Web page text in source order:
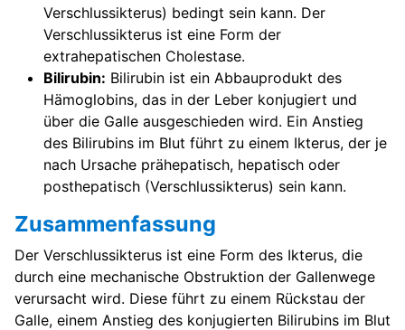
Verschlussikterus) bedingt sein kann. Der
Verschlussikterus ist eine Form der
extrahepatischen Cholestase.
Bilirubin: Bilirubin ist ein Abbauprodukt des
Hämoglobins, das in der Leber konjugiert und
über die Galle ausgeschieden wird. Ein Anstieg
des Bilirubins im Blut führt zu einem Ikterus, der je
nach Ursache prähepatisch, hepatisch oder
posthepatisch (Verschlussikterus) sein kann.
Zusammenfassung
Der Verschlussikterus ist eine Form des Ikterus, die
durch eine mechanische Obstruktion der Gallenwege
verursacht wird. Diese führt zu einem Rückstau der
Galle, einem Anstieg des konjugierten Bilirubins im Blut